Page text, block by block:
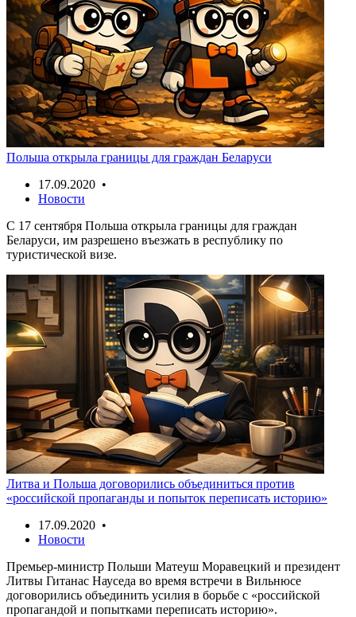
Польша открыла границы для граждан Беларуси
17.09.2020 •
Новости
С 17 сентября Польша открыла границы для граждан
Беларуси, им разрешено въезжать в республику по
туристической визе.
Литва и Польша договорились объединиться против
«российской пропаганды и попыток переписать историю»
17.09.2020 •
Новости
Премьер-министр Польши Матеуш Моравецкий и президент
Литвы Гитанас Науседа во время встречи в Вильнюсе
договорились объединить усилия в борьбе с «российской
пропагандой и попытками переписать историю».